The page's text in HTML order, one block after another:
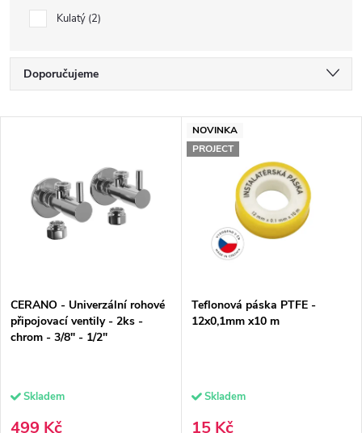
Kulatý 2
Ř
r
o
u
k
Doporučujeme
Nejprodávanější
Abecedně
r
o
u
CERANO - Univerzální rohové
připojovací ventily - 2ks -
chrom - 3/8" - 1/2"
Skladem
499 Kč
NOVINKA
PROJECT
Teflonová páska PTFE -
12x0,1mm x10 m
Skladem
15 Kč